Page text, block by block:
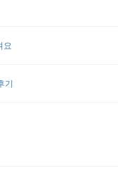
요
기